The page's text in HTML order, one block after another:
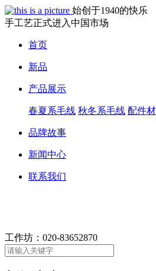
始创于1940的快乐
手工艺正式进入中国市场
首页
新品
产品展示
春夏系毛线 秋冬系毛线 配件
品牌故事
新闻中心
联系我们
工作坊： 020-83652870